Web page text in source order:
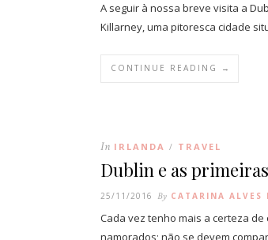
A seguir à nossa breve visita a
Killarney, uma pitoresca cidade
CONTINUE READING →
In IRLANDA / TRAVEL
Dublin e as
25/11/2016 By CATARINA ALVES
Cada vez tenho mais a certeza
namorados; não se devem